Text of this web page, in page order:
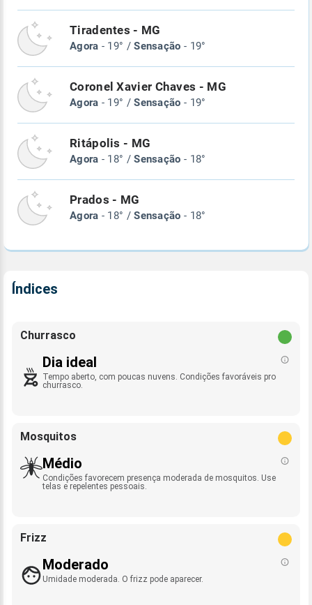
Tiradentes - MG
Agora - 19° /Sensação - 19°
Coronel Xavier Chaves - MG
Agora - 19° /Sensação - 19°
Ritápolis - MG
Agora - 18° /Sensação - 18°
Prados - MG
Agora - 18° /Sensação - 18°
Índices
Churrasco
Dia ideal
Tempo aberto, com poucas nuvens. Condições favoráveis pro
churrasco.
Mosquitos
Médio
Condições favorecem presença moderada de mosquitos. Use
telas e repelentes pessoais.
Frizz
Moderado
Umidade moderada. O frizz pode aparecer.